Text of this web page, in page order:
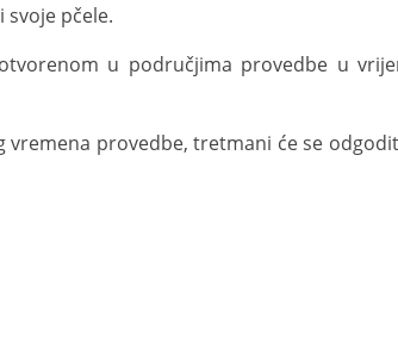
pčele.
u područjima provedbe u
provedbe, tretmani će se